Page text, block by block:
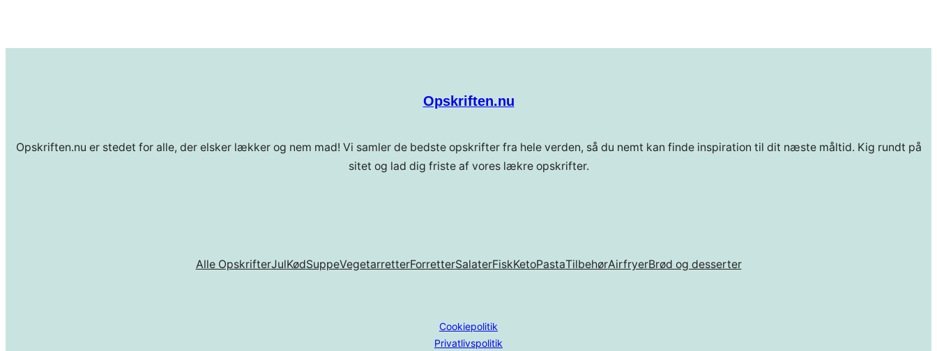
Opskriften.nu
Opskriften.nu er stedet for alle, der elsker lækker og nem mad! Vi samler de bedste opskrifter fra hele verden, så du nemt kan finde inspiration til dit næste måltid. Kig rundt på
sitet og lad dig friste af vores lækre opskrifter.
Alle OpskrifterJulKødSuppeVegetarretterForretterSalaterFiskKetoPastaTilbehørAirfryerBrød og desserter
Cookiepolitik
Privatlivspolitik